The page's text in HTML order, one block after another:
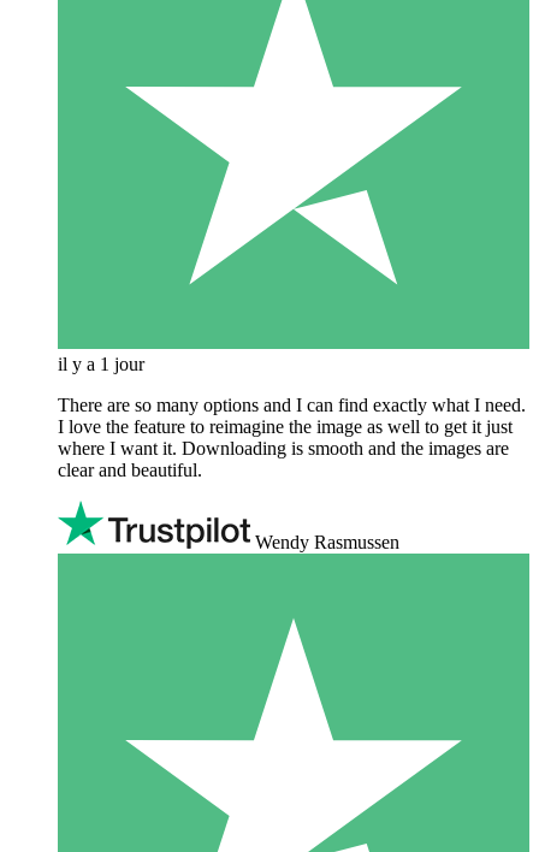
il y a 1 jour
There are so many options and I can find exactly what I need.
I love the feature to reimagine the image as well to get it just
where I want it. Downloading is smooth and the images are
clear and beautiful.
Wendy Rasmussen